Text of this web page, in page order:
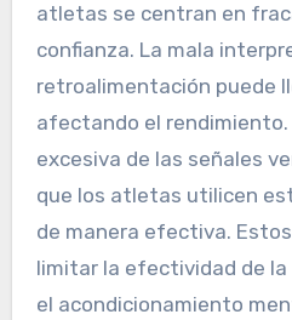
atletas se centran en
confianza. La mala
retroalimentación puede
afectando el rendimiento.
excesiva de las señales
que los atletas utilicen
de manera efectiva.
limitar la efectividad de
el acondicionamiento